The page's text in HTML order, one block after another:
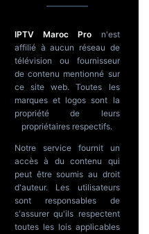
Passer
contenu
IPTV Maroc Pro n'est
affilié à aucun réseau de
télévision ou fournisseur
de contenu mentionné sur
ce site web. Toutes les
marques et logos sont la
propriété de leurs
propriétaires respectifs.
Notre service fournit un
accès à du contenu qui
peut être soumis au droit
d'auteur. Les utilisateurs
sont responsables de
s'assurer qu'ils respectent
toutes les lois applicables